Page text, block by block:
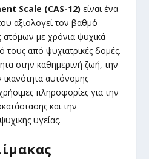
Scale (CAS-12) είναι ένα
αξιολογεί τον βαθμό
ατόμων με χρόνια ψυχικά
τους από ψυχιατρικές δομές.
στην καθημερινή ζωή, την
ικανότητα αυτόνομης
πληροφορίες για την
και την
υγείας.